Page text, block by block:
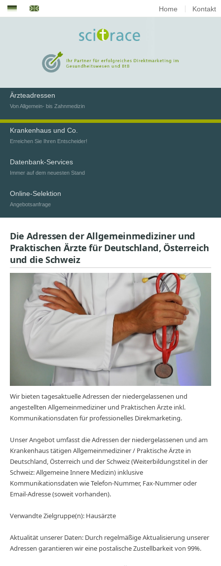
Home Kontakt
Ärzteadressen
Von Allgemein- bis Zahnmedizin
Krankenhaus und Co.
Erreichen Sie Ihren Entscheider!
Datenbank-Services
Immer auf dem neuesten Stand
Online-Selektion
Angebotsanfrage
Die Adressen der Allgemeinmediziner und
Praktischen Ärzte für Deutschland, Österreich
und die Schweiz
Wir bieten tagesaktuelle Adressen der niedergelassenen und
angestellten Allgemeinmediziner und Praktischen Ärzte inkl.
Kommunikationsdaten für professionelles Direkmarketing.
Unser Angebot umfasst die Adressen der niedergelassenen und am
Krankenhaus tätigen Allgemeinmediziner / Praktische Ärzte in
Deutschland, Österreich und der Schweiz (Weiterbildungstitel in der
Schweiz: Allgemeine Innere Medizin) inklusive
Kommunikationsdaten wie Telefon-Nummer, Fax-Nummer oder
Email-Adresse (soweit vorhanden).
Verwandte Zielgruppe(n): Hausärzte
Aktualität unserer Daten: Durch regelmäßige Aktualisierung unserer
Adressen garantieren wir eine postalische Zustellbarkeit von 99%.